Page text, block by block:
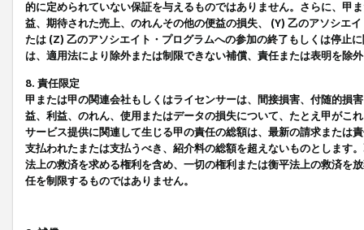
的に定められていない保証を与えるものではありません。さらに、甲
益、期待された売上、のれんその他の便益の損失、 (Y) 乙のアソシエ
たは (Z) 乙のアソシエイト・プログラムへの参加の終了もしくは停止
は、適用法により除外または制限できない補償、責任または表明を除
8. 責任限定
甲または甲の関連会社もしくはライセンサーは、間接損害、付随的損
益、利益、のれん、使用またはデータの損失について、たとえ甲がこ
サービス提供に関連して生じる甲の責任の総額は、最新の請求または
支払われたまたは支払うべき、紹介料の総額を超えないものとします
法上の救済を求める権利を含め、一切の権利または衡平法上の救済を
任を制限するものではありません。